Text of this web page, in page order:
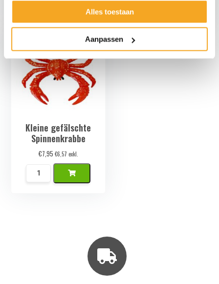
Alles toestaan
Aanpassen
Garnalen
Set
Menge
Kleine gefälschte
Spinnenkrabbe
€7,95 €6,57 exkl.
Kleine